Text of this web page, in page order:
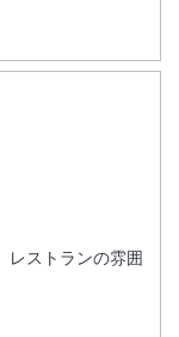
レストランの雰囲